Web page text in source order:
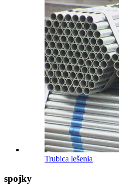
Trubica lešenia
spojky